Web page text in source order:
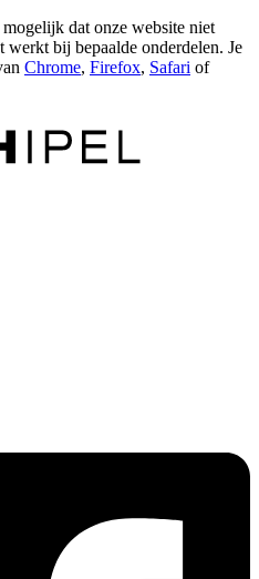
dat onze website niet
bij bepaalde onderdelen. Je
Chrome, Firefox, Safari of